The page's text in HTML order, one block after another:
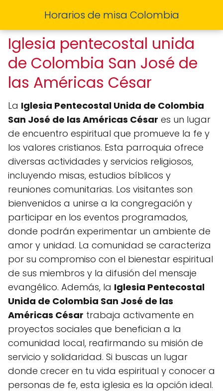
Horarios de misa Colombia
Iglesia pentecostal unida
de Colombia San José de
las Américas César
La Iglesia Pentecostal Unida de Colombia
San José de las Américas César es un lugar
de encuentro espiritual que promueve la fe y
los valores cristianos. Esta parroquia ofrece
diversas actividades y servicios religiosos,
incluyendo misas, estudios bíblicos y
reuniones comunitarias. Los visitantes son
bienvenidos a unirse a la congregación y
participar en los eventos programados,
donde podrán experimentar un ambiente de
amor y unidad. La comunidad se caracteriza
por su compromiso con el bienestar espiritual
de sus miembros y la difusión del mensaje
evangélico. Además, la Iglesia Pentecostal
Unida de Colombia San José de las
Américas César trabaja activamente en
proyectos sociales que benefician a la
comunidad local, reafirmando su misión de
servicio y solidaridad. Si buscas un lugar
donde crecer en tu vida espiritual y conocer a
personas de fe, esta iglesia es la opción ideal.